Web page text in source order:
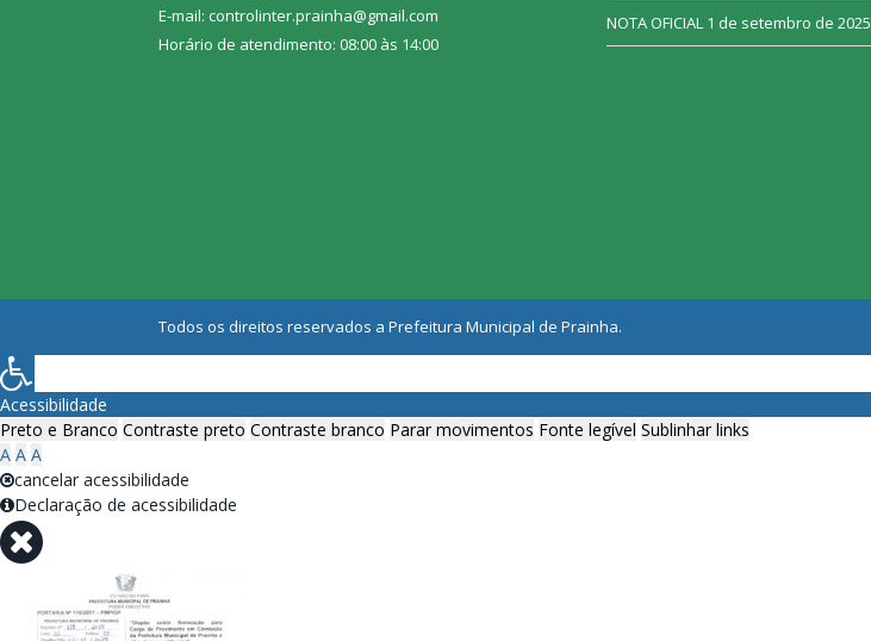
E-mail: controlinter.prainha@gmail.com
Horário de atendimento: 08:00 às 14:00
NOTA OFICIAL 1 de setembro de 2025
Todos os direitos reservados a Prefeitura Municipal de Prainha.
Acessibilidade
Preto e Branco Contraste preto Contraste branco Parar movimentos Fonte legível Sublinhar links
A A A
cancelar acessibilidade
Declaração de acessibilidade